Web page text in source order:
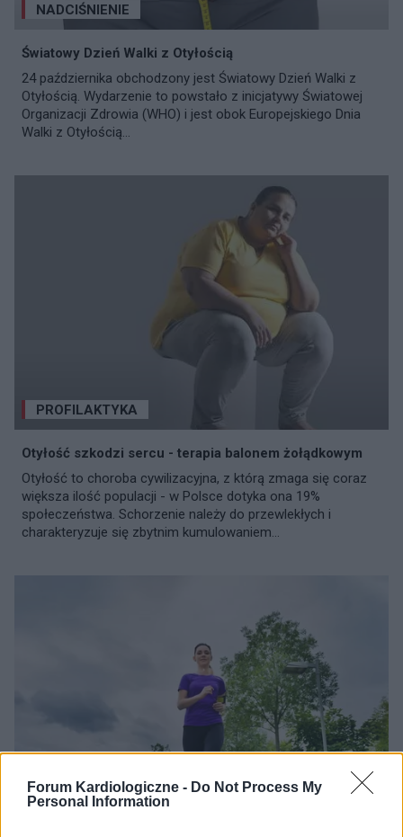
Forum Kardiologiczne - Do Not Process My
Personal Information
NADCIŚNIENIE
Światowy Dzień Walki z Otyłością
24 października obchodzony jest Światowy Dzień Walki z
Otyłością. Wydarzenie to powstało z inicjatywy Światowej
Organizacji Zdrowia (WHO) i jest obok Europejskiego Dnia
Walki z Otyłością...
PROFILAKTYKA
Otyłość szkodzi sercu - terapia balonem żołądkowym
Otyłość to choroba cywilizacyjna, z którą zmaga się coraz
większa ilość populacji - w Polsce dotyka ona 19%
społeczeństwa. Schorzenie należy do przewlekłych i
charakteryzuje się zbytnim kumulowaniem...
PROFILAKTYKA